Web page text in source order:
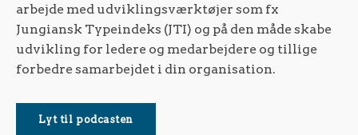
arbejde med udviklingsværktøjer som fx
Jungiansk Typeindeks (JTI) og på den måde skabe
udvikling for ledere og medarbejdere og tillige
forbedre samarbejdet i din organisation.
Lyt til podcasten